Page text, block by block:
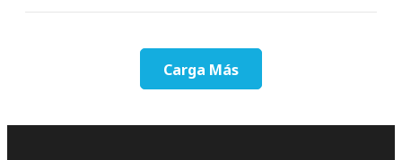
Carga Más